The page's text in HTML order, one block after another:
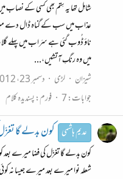
شامِل تھا یہ سِتم بھی کسی کے نصاب
عذاب میں سب کے گناہ ڈال دے
ناؤ ڈُوب گئی ہے سرَاب میں پہلے
میں وہ رنگِ آتشیں،...
شیزان
لڑی دسمبر 23، 2012
جوابات: 7 فورم:پسندیدہ کلام
عدیم ہاشمی کون بدلے گا
کون بدلے گا تغزّل کی فضا میرے بعد
شعلہ نوا میرے بعد میرے جیسا نہ